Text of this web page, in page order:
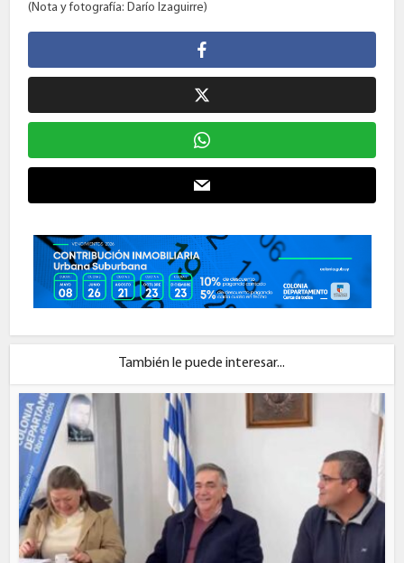
(Nota y fotografía: Darío Izaguirre)
También le puede interesar...